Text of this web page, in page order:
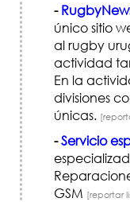
-
único sitio
al rugby
actividad
En la
divisiones
únicas.
-Servicio
GSM [reportar